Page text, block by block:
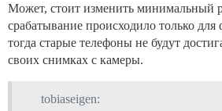
Может, стоит изменить минимальный
срабатывание происходило только
тогда старые телефоны не будут
своих снимках с камеры.
tobiaseigen: